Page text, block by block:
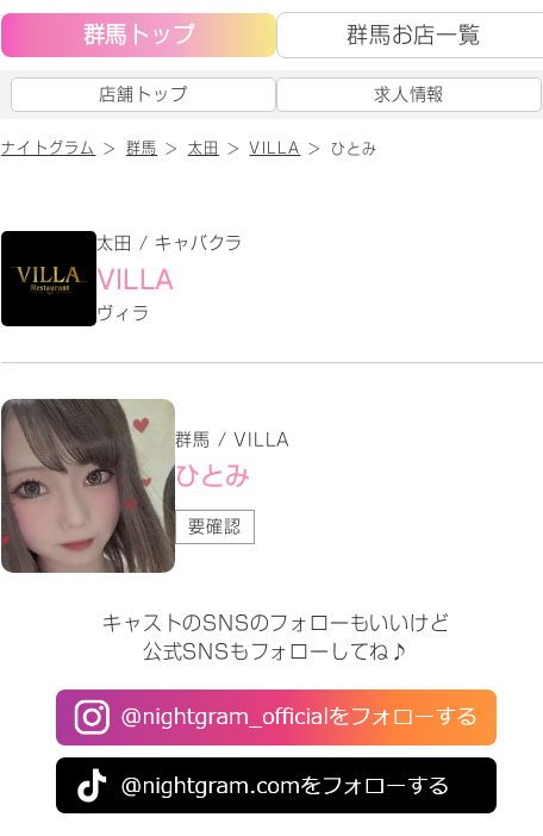
群馬トップ 群馬お店一覧
店舗トップ 求人情報
ナイトグラム 群馬 太田 VILLA ひとみ
太田 / キャバクラ
VILLA
ヴィラ
群馬 / VILLA
ひとみ
要確認
キャストのSNSのフォローもいいけど
公式SNSもフォローしてね♪